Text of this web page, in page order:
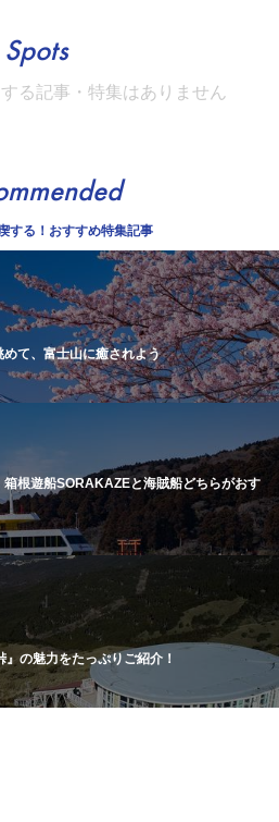
Spots
る記事・特集はありません
する！おすすめ特集記事
めて、富士山に癒されよう
根遊船SORAKAZEと海賊船どちらがおす
』の魅力をたっぷりご紹介！